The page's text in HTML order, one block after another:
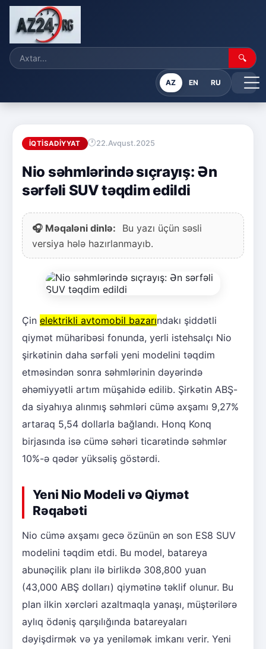
🔍
AZ EN RU
İQTISADIYYAT 22.Avqust.2025
Nio səhmlərində sıçrayış: Ən
sərfəli SUV təqdim edildi
🎧 Məqaləni dinlə:
Bu yazı üçün səsli
versiya hələ hazırlanmayıb.
Çin elektrikli avtomobil bazarındakı şiddətli
qiymət müharibəsi fonunda, yerli istehsalçı Nio
şirkətinin daha sərfəli yeni modelini təqdim
etməsindən sonra səhmlərinin dəyərində
əhəmiyyətli artım müşahidə edilib. Şirkətin ABŞ-
da siyahıya alınmış səhmləri cümə axşamı 9,27%
artaraq 5,54 dollarla bağlandı. Honq Konq
birjasında isə cümə səhəri ticarətində səhmlər
10%-ə qədər yüksəliş göstərdi.
Yeni Nio Modeli və Qiymət
Rəqabəti
Nio cümə axşamı gecə özünün ən son ES8 SUV
modelini təqdim etdi. Bu model, batareya
abunəçilik planı ilə birlikdə 308,800 yuan
(43,000 ABŞ dolları) qiymətinə təklif olunur. Bu
plan ilkin xərcləri azaltmaqla yanaşı, müştərilərə
aylıq ödəniş qarşılığında batareyaları
dəyişdirmək və ya yeniləmək imkanı verir. Yeni